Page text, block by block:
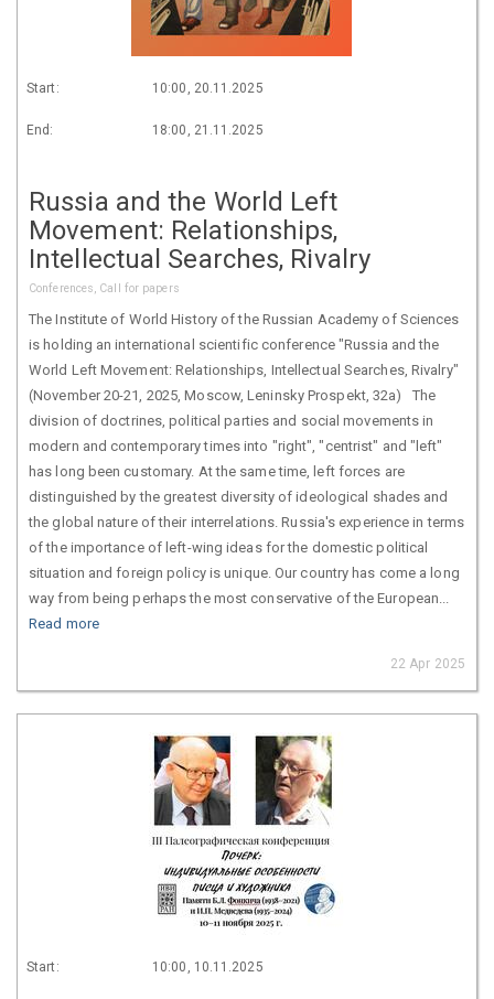
Start: 10:00, 20.11.2025
End: 18:00, 21.11.2025
Russia and the World Left
Movement: Relationships,
Intellectual Searches, Rivalry
Conferences, Call for papers
The Institute of World History of the Russian Academy of Sciences
is holding an international scientific conference "Russia and the
World Left Movement: Relationships, Intellectual Searches, Rivalry"
(November 20-21, 2025, Moscow, Leninsky Prospekt, 32a) The
division of doctrines, political parties and social movements in
modern and contemporary times into "right", "centrist" and "left"
has long been customary. At the same time, left forces are
distinguished by the greatest diversity of ideological shades and
the global nature of their interrelations. Russia's experience in terms
of the importance of left-wing ideas for the domestic political
situation and foreign policy is unique. Our country has come a long
way from being perhaps the most conservative of the European...
Read more
22 Apr 2025
Start: 10:00, 10.11.2025